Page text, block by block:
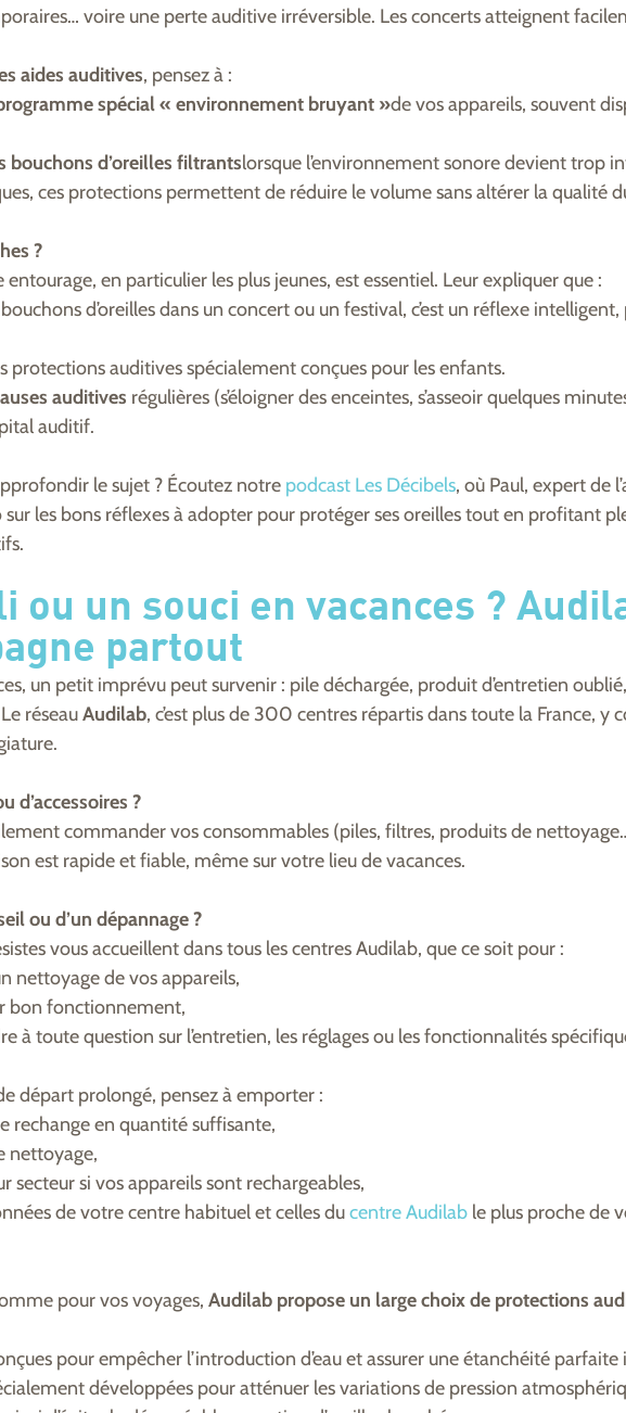
voire une perte auditive irréversible. Les concerts atteignent
aides auditives, pensez à :
spécial « environnement bruyant »de vos appareils, souvent
bouchons d’oreilles filtrantslorsque l’environnement sonore devient trop
ces protections permettent de réduire le volume sans altérer la qualité
?
en particulier les plus jeunes, est essentiel. Leur expliquer que :
d’oreilles dans un concert ou un festival, c’est un réflexe
protections auditives spécialement conçues pour les enfants.
auditives régulières (s’éloigner des enceintes, s’asseoir quelques
auditif.
le sujet ? Écoutez notre podcast Les Décibels, où Paul, expert de
les bons réflexes à adopter pour protéger ses oreilles tout en profitant
ou un souci en vacances ?
partout
un petit imprévu peut survenir : pile déchargée, produit d’entretien
réseauAudilab, c’est plus de 300 centres répartis dans toute la France, y
d’accessoires ?
commander vos consommables (piles, filtres, produits de
est rapide et fiable, même sur votre lieu de vacances.
ou d’un dépannage ?
vous accueillent dans tous les centres Audilab, que ce soit pour :
nettoyage de vos appareils,
bon fonctionnement,
à toute question sur l’entretien, les réglages ou les fonctionnalités
départ prolongé, pensez à emporter :
rechange en quantité suffisante,
nettoyage,
secteur si vos appareils sont rechargeables,
de votre centre habituel et celles ducentre Audilable plus proche de
pour vos voyages, Audilab propose un large choix de protections
pour empêcher l’introduction d’eau et assurer une étanchéité
développées pour atténuer les variations de pression